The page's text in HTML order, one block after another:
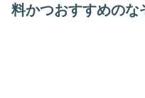
料かつおすすめのな